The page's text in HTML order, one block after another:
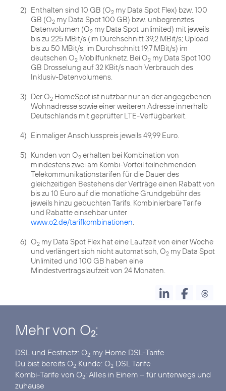
2) Enthalten sind 10 GB (O2 my Data Spot Flex) bzw. 100
GB (O2 my Data Spot 100 GB) bzw. unbegrenztes
Datenvolumen (O2 my Data Spot unlimited) mit jeweils
bis zu 225 MBit/s (im Durchschnitt 39,2 MBit/s; Upload
bis zu 50 MBit/s, im Durchschnitt 19,7 MBit/s) im
deutschen O2 Mobilfunknetz. Bei O2 my Data Spot 100
GB Drosselung auf 32 KBit/s nach Verbrauch des
Inklusiv-Datenvolumens.
3) Der O2 HomeSpot ist nutzbar nur an der angegebenen
Wohnadresse sowie einer weiteren Adresse innerhalb
Deutschlands mit geprüfter LTE-Verfügbarkeit.
4) Einmaliger Anschlusspreis jeweils 49,99 Euro.
5) Kunden von O2 erhalten bei Kombination von
mindestens zwei am Kombi-Vorteil teilnehmenden
Telekommunikationstarifen für die Dauer des
gleichzeitigen Bestehens der Verträge einen Rabatt von
bis zu 10 Euro auf die monatliche Grundgebühr des
jeweils hinzu gebuchten Tarifs. Kombinierbare Tarife
und Rabatte einsehbar unter
www.o2.de/tarifkombinationen.
6) O2 my Data Spot Flex hat eine Laufzeit von einer Woche
und verlängert sich nicht automatisch, O2 my Data Spot
Unlimited und 100 GB haben eine
Mindestvertragslaufzeit von 24 Monaten.
Mehr von O2:
DSL und Festnetz: O2 my Home DSL-Tarife
Du bist bereits O2 Kunde: O2 DSL Tarife
Kombi-Tarife von O2: Alles in Einem – für unterwegs und
zuhause